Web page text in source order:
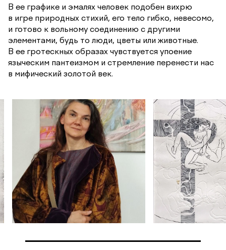
В ее графике и эмалях человек подобен вихрю
в игре природных стихий, его тело гибко, невесомо,
и готово к вольному соединению с другими
элементами, будь то люди, цветы или животные.
В ее гротескных образах чувствуется упоение
языческим пантеизмом и стремление перенести нас
в мифический золотой век.